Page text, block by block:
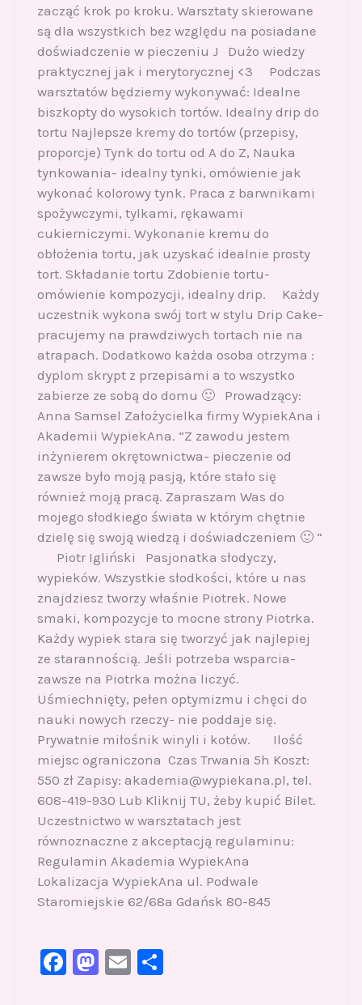
zacząć krok po kroku. Warsztaty skierowane
są dla wszystkich bez względu na posiadane
doświadczenie w pieczeniu J Dużo wiedzy
praktycznej jak i merytorycznej <3 Podczas
warsztatów będziemy wykonywać: Idealne
biszkopty do wysokich tortów. Idealny drip do
tortu Najlepsze kremy do tortów (przepisy,
proporcje) Tynk do tortu od A do Z, Nauka
tynkowania- idealny tynki, omówienie jak
wykonać kolorowy tynk. Praca z barwnikami
spożywczymi, tylkami, rękawami
cukierniczymi. Wykonanie kremu do
obłożenia tortu, jak uzyskać idealnie prosty
tort. Składanie tortu Zdobienie tortu-
omówienie kompozycji, idealny drip. Każdy
uczestnik wykona swój tort w stylu Drip Cake-
pracujemy na prawdziwych tortach nie na
atrapach. Dodatkowo każda osoba otrzyma :
dyplom skrypt z przepisami a to wszystko
zabierze ze sobą do domu 🙂 Prowadzący:
Anna Samsel Założycielka firmy WypiekAna i
Akademii WypiekAna. “Z zawodu jestem
inżynierem okrętownictwa- pieczenie od
zawsze było moją pasją, które stało się
również moją pracą. Zapraszam Was do
mojego słodkiego świata w którym chętnie
dzielę się swoją wiedzą i doświadczeniem 🙂 “
Piotr Igliński Pasjonatka słodyczy,
wypieków. Wszystkie słodkości, które u nas
znajdziesz tworzy właśnie Piotrek. Nowe
smaki, kompozycje to mocne strony Piotrka.
Każdy wypiek stara się tworzyć jak najlepiej
ze starannością. Jeśli potrzeba wsparcia-
zawsze na Piotrka można liczyć.
Uśmiechnięty, pełen optymizmu i chęci do
nauki nowych rzeczy- nie poddaje się.
Prywatnie miłośnik winyli i kotów. Ilość
miejsc ograniczona Czas Trwania 5h Koszt:
550 zł Zapisy: akademia@wypiekana.pl, tel.
608-419-930 Lub Kliknij TU, żeby kupić Bilet.
Uczestnictwo w warsztatach jest
równoznaczne z akceptacją regulaminu:
Regulamin Akademia WypiekAna
Lokalizacja WypiekAna ul. Podwale
Staromiejskie 62/68a Gdańsk 80-845
F
M E S